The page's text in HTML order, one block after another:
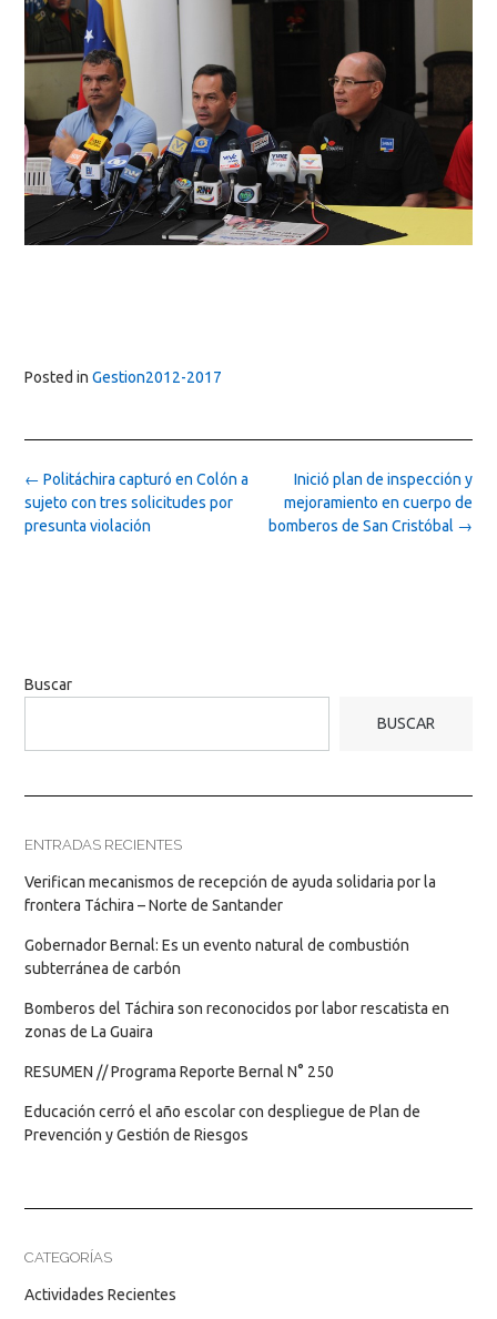
Posted in Gestion2012-2017
Post
navigation
Inició plan de inspección y
mejoramiento en cuerpo de
bomberos de San Cristóbal →
← Politáchira capturó en Colón a
sujeto con tres solicitudes por
presunta violación
Buscar
BUSCAR
ENTRADAS RECIENTES
Verifican mecanismos de recepción de ayuda solidaria por la
frontera Táchira – Norte de Santander
Gobernador Bernal: Es un evento natural de combustión
subterránea de carbón
Bomberos del Táchira son reconocidos por labor rescatista en
zonas de La Guaira
RESUMEN // Programa Reporte Bernal N° 250
Educación cerró el año escolar con despliegue de Plan de
Prevención y Gestión de Riesgos
CATEGORÍAS
Actividades Recientes